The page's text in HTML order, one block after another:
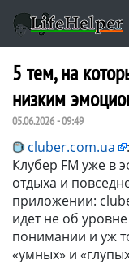
5 тем, на
низким
05.06.2026 - 09:49
cluber.com.ua :
Клубер FM уже в
отдыха и
приложении:
идет не об
понимании и уж
«умных» и